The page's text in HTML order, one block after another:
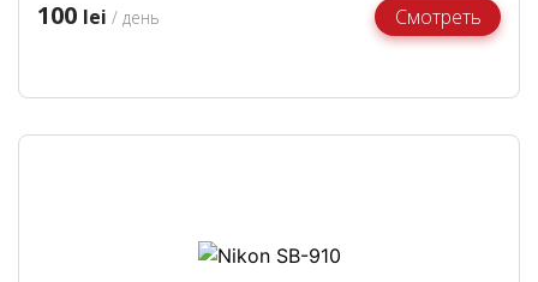
100 lei / день Смотреть